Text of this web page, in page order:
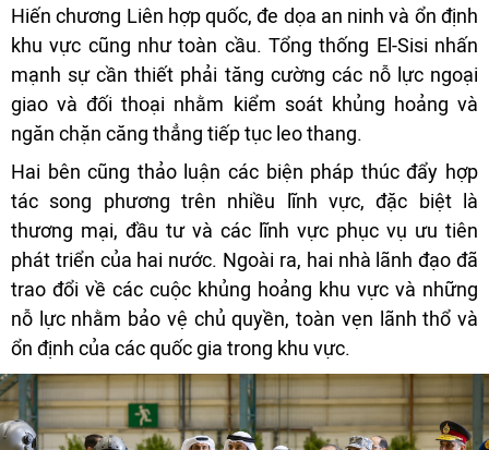
Hiến chương Liên hợp quốc, đe dọa an ninh và ổn định
khu vực cũng như toàn cầu. Tổng thống El-Sisi nhấn
mạnh sự cần thiết phải tăng cường các nỗ lực ngoại
giao và đối thoại nhằm kiểm soát khủng hoảng và
ngăn chặn căng thẳng tiếp tục leo thang.
Hai bên cũng thảo luận các biện pháp thúc đẩy hợp
tác song phương trên nhiều lĩnh vực, đặc biệt là
thương mại, đầu tư và các lĩnh vực phục vụ ưu tiên
phát triển của hai nước. Ngoài ra, hai nhà lãnh đạo đã
trao đổi về các cuộc khủng hoảng khu vực và những
nỗ lực nhằm bảo vệ chủ quyền, toàn vẹn lãnh thổ và
ổn định của các quốc gia trong khu vực.